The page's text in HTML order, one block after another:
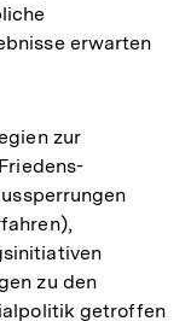
erwarten
zur
zu den
getroffen